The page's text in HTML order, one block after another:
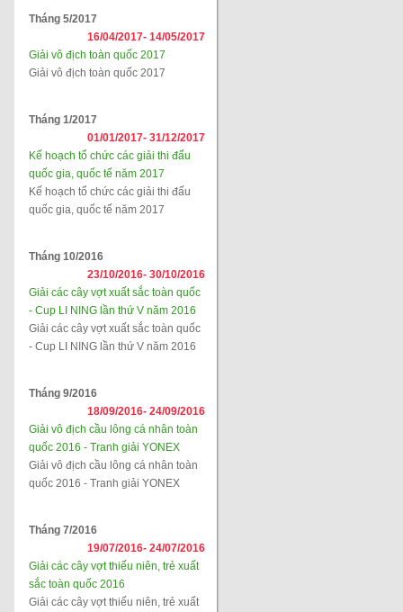
Tháng 5/2017
16/04/2017- 14/05/2017
Giải vô địch toàn quốc 2017
Giải vô địch toàn quốc 2017
Tháng 1/2017
01/01/2017- 31/12/2017
Kế hoạch tổ chức các giải thi đấu
quốc gia, quốc tế năm 2017
Kế hoạch tổ chức các giải thi đấu
quốc gia, quốc tế năm 2017
Tháng 10/2016
23/10/2016- 30/10/2016
Giải các cây vợt xuất sắc toàn quốc
- Cup LI NING lần thứ V năm 2016
Giải các cây vợt xuất sắc toàn quốc
- Cup LI NING lần thứ V năm 2016
Tháng 9/2016
18/09/2016- 24/09/2016
Giải vô địch cầu lông cá nhân toàn
quốc 2016 - Tranh giải YONEX
Giải vô địch cầu lông cá nhân toàn
quốc 2016 - Tranh giải YONEX
Tháng 7/2016
19/07/2016- 24/07/2016
Giải các cây vợt thiếu niên, trẻ xuất
sắc toàn quốc 2016
Giải các cây vợt thiếu niên, trẻ xuất